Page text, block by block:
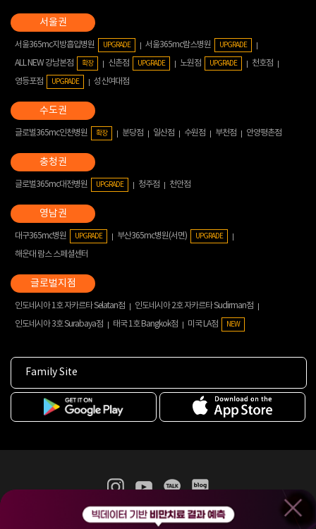
서울365mc지방흡입병원 UPGRADE 서울365mc람스병원 UPGRADE
ALL NEW 강남본점 확장 신촌점 UPGRADE 노원점 UPGRADE
천호점
영등포점
UPGRADE 성신여대점
글로벌365mc인천병원 확장 분당점 일산점 수원점 부천점 안양평촌점
글로벌365mc대전병원 UPGRADE 청주점 천안점
대구365mc병원 UPGRADE 부산365mc병원(서면) UPGRADE
해운대 람스 스페셜센터
인도네시아 1호 자카르타 Selatan점
인도네시아 2호 자카르타 Sudirman점
인도네시아 3호 Surabaya점
태국 1호 Bangkok점 미국 LA점 NEW
Family Site
365mc 병·의원 이용약관
홈페이지 이용약관